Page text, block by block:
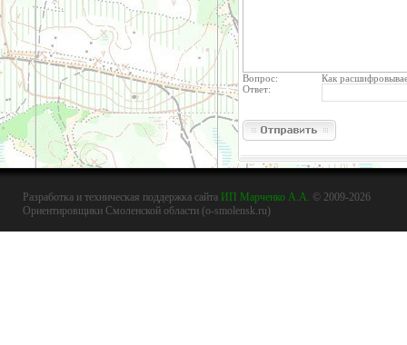
Вопрос:
Как
Ответ:
Разработка и техническая поддержка сайта ИП Марченко А.А. © 2009-2026
Ориентировщики Смоленской области (o-smolensk.ru)